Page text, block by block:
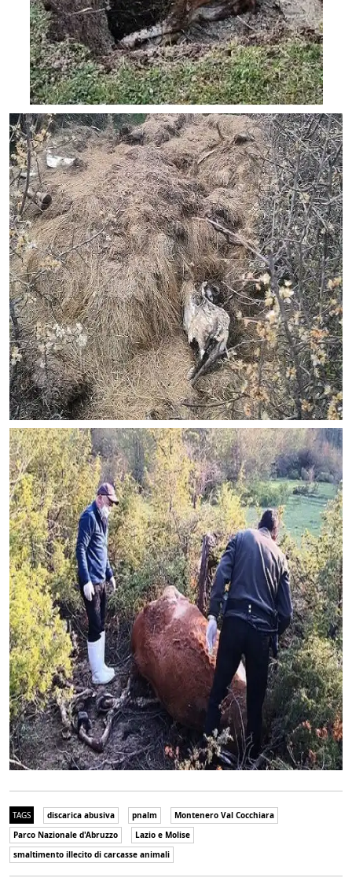
TAGS discarica abusiva pnalm
Montenero Val Cocchiara
Parco Nazionale d'Abruzzo
Lazio e Molise
smaltimento illecito di carcasse animali